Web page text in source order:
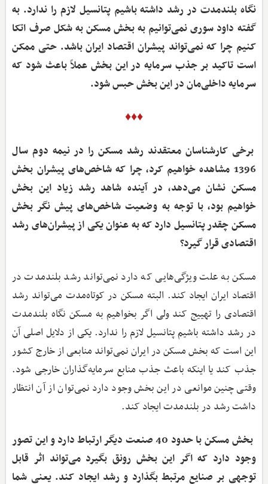
نگاه بلندمدت در رشد داشته باشیم پتانسیل لازم را ندارد. به
گفته داود سوری نمی‌توانیم به بخش مسکن به شکل صرف اتکا
کنیم چرا که نمی‌تواند پیشران اقتصاد ایران باشد. حتی ممکن
است تاکید بر جذب سرمایه در این بخش عملاً باعث شود که
سرمایه داخلی‌مان در این بخش حبس شود.
♦♦♦
برخی کارشناسان معتقدند رشد مسکن را در نیمه دوم سال
1396 مشاهده خواهیم کرد، چرا که شاخص‌های پیشران بخش
مسکن نشان می‌دهد، در آینده شاهد رشد زیاد این بخش
خواهیم بود، با توجه به وضعیت شاخص‌های پیش نگر بخش
مسکن چقدر پتانسیل دارد که به عنوان یکی از پیشران‌های رشد
اقتصادی قرار گیرد؟
مسکن به علت ویژگی‌هایی که دارد نمی‌تواند رشد بلندمدت در
اقتصاد ایران ایجاد کند. البته مسکن در کوتاه‌مدت می‌تواند رشد
اقتصادی را تهییج کند ولی اگر بخواهیم به مسکن نگاه بلندمدت
در رشد داشته باشیم پتانسیل لازم را ندارد. یکی از دلایل اصلی آن
این است که بخش مسکن در ایران نمی‌تواند منابعی از خارج کشور
جذب کند یا اینکه باعث جذب منابع سرمایه‌گذاران خارجی شود.
وقتی چنین موانعی در این بخش وجود دارد نمی‌توان از آن انتظار
داشت رشد در بلندمدت ایجاد کند.
بخش مسکن با حدود 40 صنعت دیگر ارتباط دارد و این تصور
وجود دارد که اگر این بخش رونق بگیرد می‌تواند اثر قابل
توجهی بر صنایع مرتبط بگذارد و رشد ایجاد کند. یعنی شما